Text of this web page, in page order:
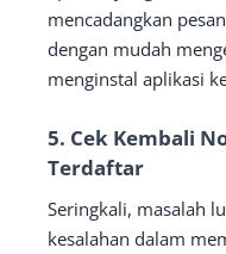
mencadangkan
dengan mudah
menginstal aplikasi
5. Cek Kembali
Terdaftar
Seringkali, masalah
kesalahan dalam